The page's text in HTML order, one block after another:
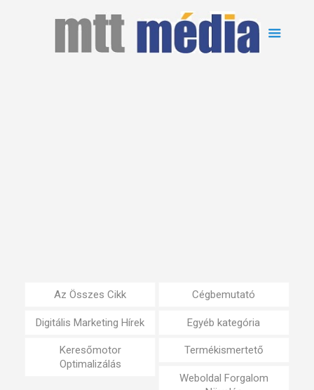
Az Összes Cikk Cégbemutató
Digitális Marketing Hírek Egyéb kategória
Keresőmotor
Optimalizálás
Termékismertető
Weboldal Forgalom